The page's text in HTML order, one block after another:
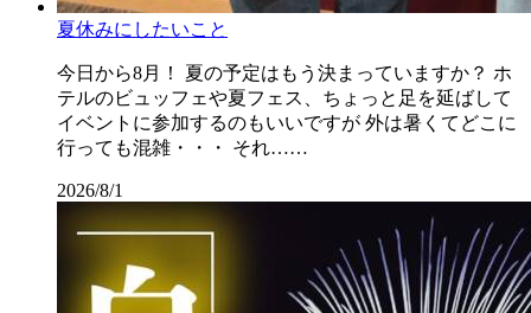
夏休みにしたいこと
今日から8月！ 夏の予定はもう決まっていますか？ ホ
テルのビュッフェや夏フェス、ちょっと足を延ばして
イベントに参加するのもいいですが 外は暑くてどこに
行っても混雑・・・ それ……
2026/8/1